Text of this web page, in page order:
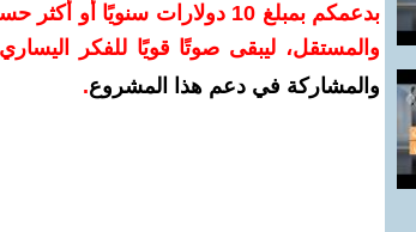
بدعمكم بمبلغ 10 دولارات
والمستقل، ليبقى صوتًا قويًا للفكر
والمشاركة في دعم هذا المشروع.